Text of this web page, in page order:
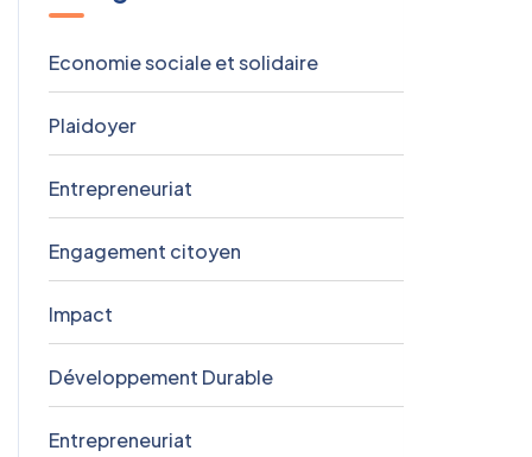
Economie sociale et solidaire
Plaidoyer
Entrepreneuriat
Engagement citoyen
Impact
Développement Durable
Entrepreneuriat